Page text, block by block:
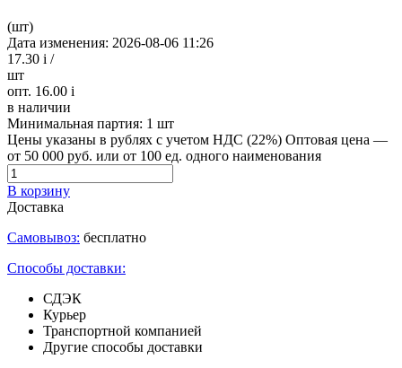
(шт)
Дата изменения: 2026-08-06 11:26
17.30 i /
шт
опт. 16.00 i
в наличии
Минимальная партия: 1 шт
Цены указаны в рублях с учетом НДС (22%) Оптовая цена —
от 50 000 руб. или от 100 ед. одного наименования
В корзину
Доставка
Самовывоз: бесплатно
Способы доставки:
СДЭК
Курьер
Транспортной компанией
Другие способы доставки